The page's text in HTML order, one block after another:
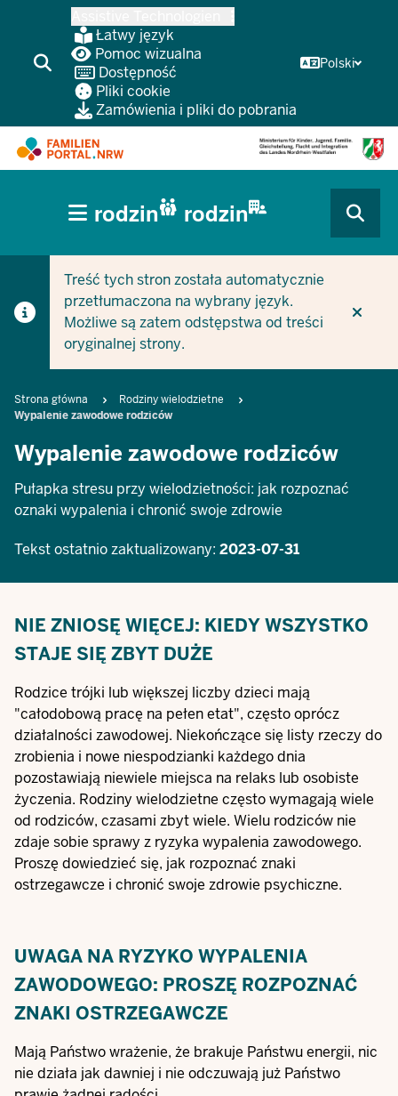
głównej
Łatwy język
Pomoc wizualna
Dostępność
Pliki cookie
Zamówienia i pliki do pobrania
Polski
CURRENT SECTION DLA FIRM/GMIN
CURRENT SECTION DLA RODZIN
HAUPTNAVIGATION
(BÜRGERBEREICH
rodzin rodzin
Treść tych stron została automatycznie
przetłumaczona na wybrany język.
Możliwe są zatem odstępstwa od treści
oryginalnej strony.
Breadcrumb
Strona główna
Rodziny wielodzietne
Wypalenie zawodowe rodziców
Wypalenie zawodowe rodziców
Pułapka stresu przy wielodzietności: jak rozpoznać
oznaki wypalenia i chronić swoje zdrowie
Tekst ostatnio zaktualizowany: 2023-07-31
NIE ZNIOSĘ WIĘCEJ: KIEDY WSZYSTKO
STAJE SIĘ ZBYT DUŻE
Rodzice trójki lub większej liczby dzieci mają
"całodobową pracę na pełen etat", często oprócz
działalności zawodowej. Niekończące się listy rzeczy do
zrobienia i nowe niespodzianki każdego dnia
pozostawiają niewiele miejsca na relaks lub osobiste
życzenia. Rodziny wielodzietne często wymagają wiele
od rodziców, czasami zbyt wiele. Wielu rodziców nie
zdaje sobie sprawy z ryzyka wypalenia zawodowego.
Proszę dowiedzieć się, jak rozpoznać znaki
ostrzegawcze i chronić swoje zdrowie psychiczne.
UWAGA NA RYZYKO WYPALENIA
ZAWODOWEGO: PROSZĘ ROZPOZNAĆ
ZNAKI OSTRZEGAWCZE
Mają Państwo wrażenie, że brakuje Państwu energii, nic
nie działa jak dawniej i nie odczuwają już Państwo